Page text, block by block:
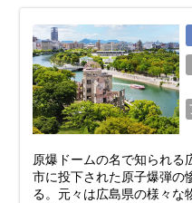
原爆ドームの名で知られる
市に投下された原子爆弾の
る。元々は広島県の様々な